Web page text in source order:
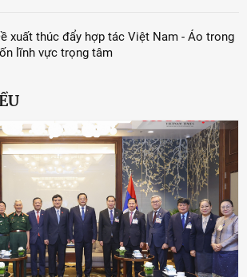
xuất thúc đẩy hợp tác Việt Nam - Áo trong
lĩnh vực trọng tâm